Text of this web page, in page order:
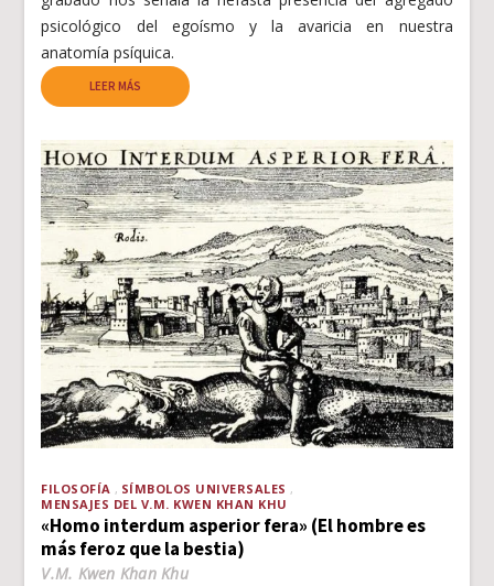
psicológico del egoísmo y la avaricia en nuestra
anatomía psíquica.
LEER MÁS
FILOSOFÍA
SÍMBOLOS UNIVERSALES
MENSAJES DEL V.M. KWEN KHAN KHU
«Homo interdum asperior fera» (El hombre es
más feroz que la bestia)
V.M. Kwen Khan Khu